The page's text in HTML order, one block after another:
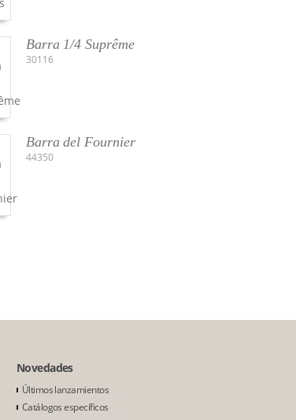
Barra 1/4 Suprême
30116
Barra del Fournier
44350
Novedades
Últimos lanzamientos
Catálogos específicos